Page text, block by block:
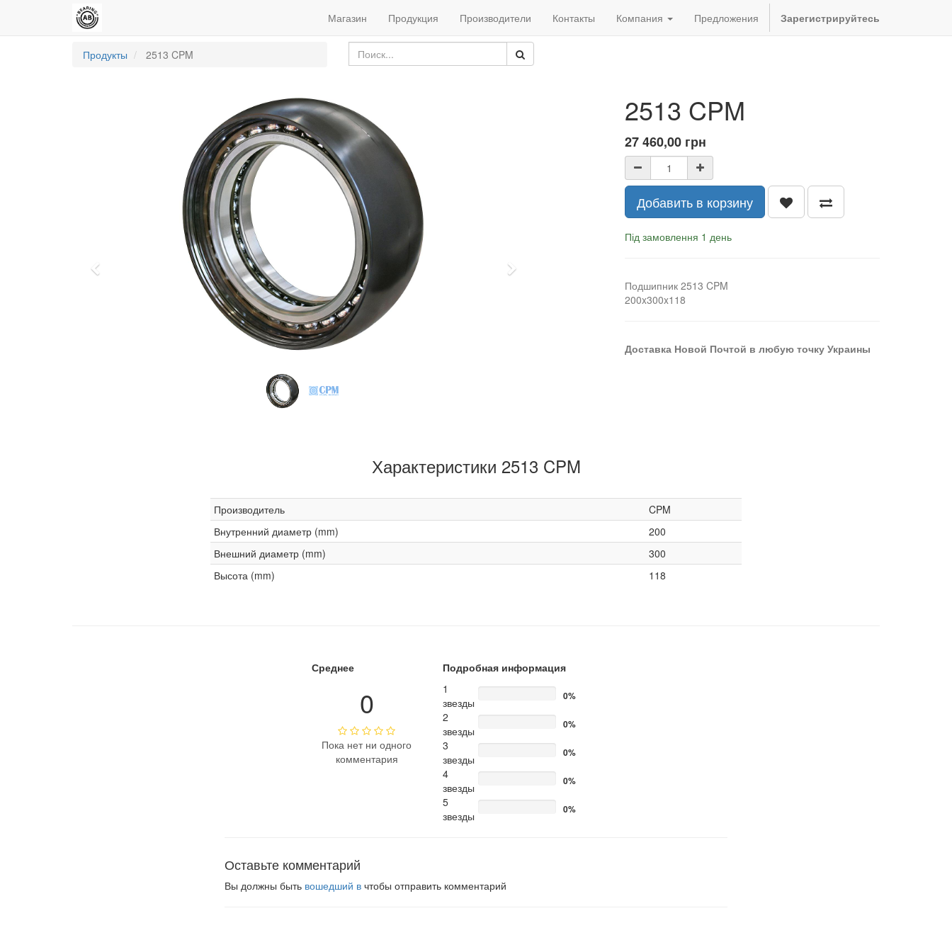
Магазин Продукция Производители Контакты Компания Предложения Зарегистрируйтесь
Продукты 2513 CPM
Next
2513 CPM
27 460,00 грн
Добавить в корзину
Під замовлення 1 день
Подшипник 2513 CPM
200x300x118
Доставка Новой Почтой в любую точку Украины
Характеристики 2513 CPM
Производитель
CPM
Внутренний диаметр (mm)
200
Внешний диаметр (mm)
300
Высота (mm)
118
Среднее
0
Пока нет ни одного
комментария
Подробная информация
1
звезды
0%
2
звезды
0%
3
звезды
0%
4
звезды
0%
5
звезды
0%
Оставьте комментарий
Вы должны быть вошедший в чтобы отправить комментарий